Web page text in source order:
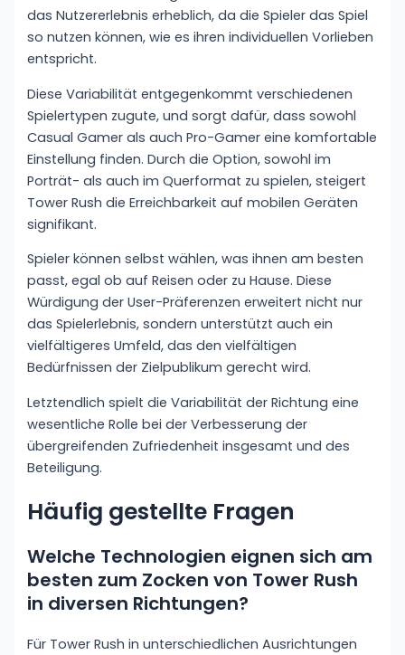
das Nutzererlebnis erheblich, da die Spieler das Spiel
so nutzen können, wie es ihren individuellen Vorlieben
entspricht.
Diese Variabilität entgegenkommt verschiedenen
Spielertypen zugute, und sorgt dafür, dass sowohl
Casual Gamer als auch Pro-Gamer eine komfortable
Einstellung finden. Durch die Option, sowohl im
Porträt- als auch im Querformat zu spielen, steigert
Tower Rush die Erreichbarkeit auf mobilen Geräten
signifikant.
Spieler können selbst wählen, was ihnen am besten
passt, egal ob auf Reisen oder zu Hause. Diese
Würdigung der User-Präferenzen erweitert nicht nur
das Spielerlebnis, sondern unterstützt auch ein
vielfältigeres Umfeld, das den vielfältigen
Bedürfnissen der Zielpublikum gerecht wird.
Letztendlich spielt die Variabilität der Richtung eine
wesentliche Rolle bei der Verbesserung der
übergreifenden Zufriedenheit insgesamt und des
Beteiligung.
Häufig gestellte Fragen
Welche Technologien eignen sich am
besten zum Zocken von Tower Rush
in diversen Richtungen?
Für Tower Rush in unterschiedlichen Ausrichtungen